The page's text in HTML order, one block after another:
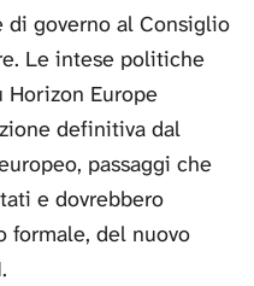
governo al Consiglio
Le intese politiche
Europe
definitiva dal
passaggi che
e dovrebbero
formale, del nuovo